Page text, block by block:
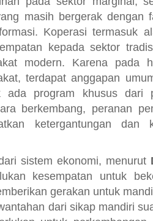
sistem ekonomi, menurut